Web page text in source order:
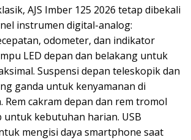
AJS Imber 125 2026 tetap dibekali
instrumen digital-analog:
odometer, dan indikator
LED depan dan belakang untuk
Suspensi depan teleskopik dan
ganda untuk kenyamanan di
Rem cakram depan dan rem tromol
untuk kebutuhan harian. USB
mengisi daya smartphone saat